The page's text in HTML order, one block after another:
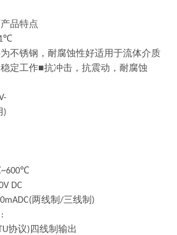
品特点
℃
不锈钢，耐腐蚀性好适用于流体介质
定工作■抗冲击，抗震动，耐腐蚀
)
~600℃
DC
两线制 /三线制 )
:
协议) 四线制输出